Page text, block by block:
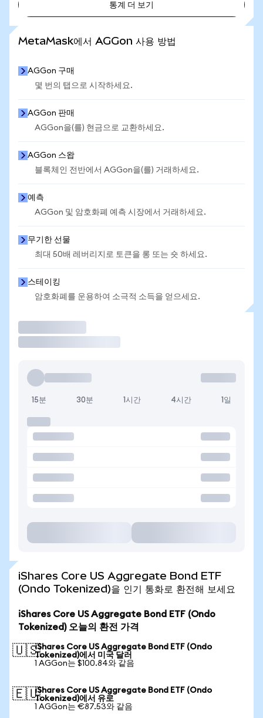
통계 더 보기
MetaMask에서 AGGon 사용 방법
AGGon 구매
몇 번의 탭으로 시작하세요.
AGGon 판매
AGGon을(를) 현금으로 교환하세요.
AGGon 스왑
블록체인 전반에서 AGGon을(를) 거래하세요.
예측
AGGon 및 암호화폐 예측 시장에서 거래하세요.
무기한 선물
최대 50배 레버리지로 토큰을 롱 또는 숏 하세요.
스테이킹
암호화폐를 운용하여 소극적 소득을 얻으세요.
15분 30분 1시간 4시간 1일
iShares Core US Aggregate Bond ETF
(Ondo Tokenized)을 인기 통화로 환전해 보세요
iShares Core US Aggregate Bond ETF (Ondo
Tokenized) 오늘의 환전 가격
🇺🇸iShares Core US Aggregate Bond ETF (Ondo
Tokenized)에서 미국 달러
1 AGGon는 $100.84와 같음
🇪🇺iShares Core US Aggregate Bond ETF (Ondo
Tokenized)에서 유로
1 AGGon는 €87.53와 같음